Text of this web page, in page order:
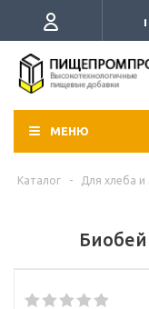
МЕНЮ
Каталог - Для хлеба и